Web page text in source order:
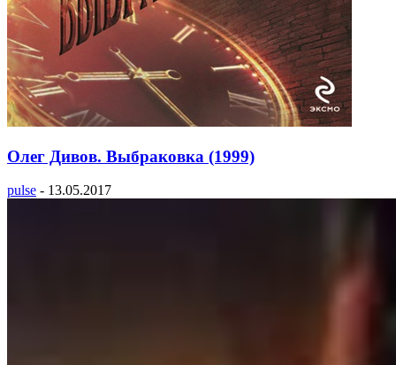
Олег Дивов. Выбраковка (1999)
pulse - 13.05.2017